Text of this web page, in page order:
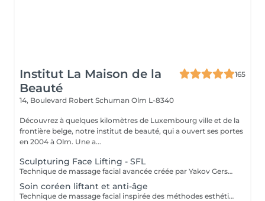
Institut La Maison de la
Beauté
165
14, Boulevard Robert Schuman Olm L-8340
Découvrez à quelques kilomètres de Luxembourg ville et de la
frontière belge, notre institut de beauté, qui a ouvert ses portes
en 2004 à Olm. Une a...
Sculpturing Face Lifting - SFL
Technique de massage facial avancée créée par Yakov Gershkovich qui travaille en profondeur les muscles du visage, du cou et du décolleté afin de lifter, tonifier et redessiner les contours naturels du visage. Ce massage combine des manuvres externes sculptantes et profondes permettant de relâcher les tensions musculaires, stimuler la circulation et améliorer la fermeté de la peau. Une technique intrabuccale (à l'intérieur de la bouche) peut être intégrée au soin pour un travail musculaire encore plus ciblé. Cette étape reste facultative : si vous préférez ne pas la recevoir, le travail musculaire est intensifié par des manuvres externes. Le tarif du soin reste inchangé. Résultats recherchés : - effet liftant naturel - visage plus sculpté et détendu - amélioration du tonus musculaire - peau plus lumineuse
Soin coréen liftant et anti-âge
Technique de massage facial inspirée des méthodes esthétiques coréennes, conçue pour travailler en profondeur la peau, les muscles et les ligaments de soutien du visage. Ces structures jouent un rôle essentiel dans la fermeté et le maintien naturel des tissus. Grâce à des manuvres sculptantes, des pressions profondes et la stimulation de points spécifiques, ce soin relance la circulation sanguine et lymphatique, détend les tensions musculaires et revitalise les tissus. Le travail ciblé sur les ligaments de rétention du visage aide à soutenir les tissus, améliorer la tonicité et redessiner l'ovale du visage, pour un effet liftant naturel et un aspect plus jeune et reposé. Bénéfices du soin : - effet liftant naturel - peau plus ferme et tonifiée - contours du visage redéfinis - diminution des tensions et des gonflements - teint plus lumineux et revitalisé.